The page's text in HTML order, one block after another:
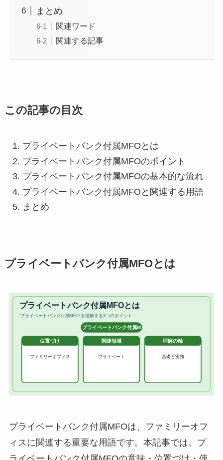
まとめ
関連ワード
関連する記事
この記事の目次
プライベートバンク付属MFOとは
プライベートバンク付属MFOのポイント
プライベートバンク付属MFOの基本的な流れ
プライベートバンク付属MFOと関連する用語
まとめ
プライベートバンク付属MFOとは
プライベートバンク付属MFOは、ファミリーオフ
ィスに関連する重要な用語です。本記事では、プ